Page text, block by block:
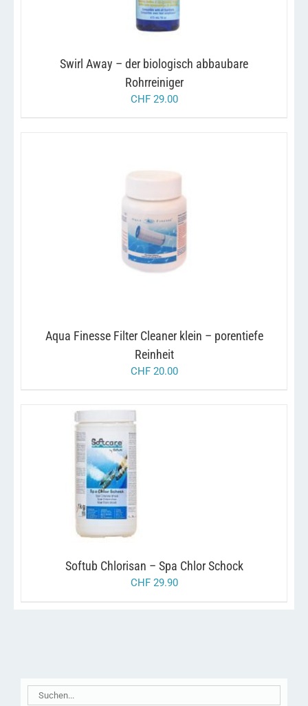
Swirl Away – der biologisch abbaubare
Rohrreiniger
CHF29.00
IN DEN WARENKORB /
Aqua Finesse Filter Cleaner klein – porentiefe
Reinheit
CHF20.00
IN DEN WARENKORB /
Softub Chlorisan – Spa Chlor Schock
CHF29.90